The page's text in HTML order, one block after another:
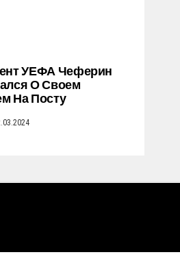
УЕФА Чеферин
О Своем
На Посту